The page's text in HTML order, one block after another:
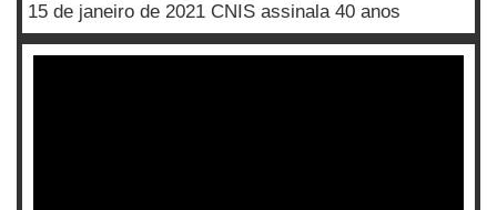
15 de janeiro de 2021 CNIS assinala 40 anos